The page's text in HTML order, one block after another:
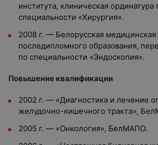
института, клиническая ординатура
специальности «Хирургия».
2008 г. — Белорусская
последипломного образования,
по специальности «Эндоскопия».
Повышение квалификации
2002 г. — «Диагностика и лечение
желудочно-кишечного тракта»,
2005 г. — «Онкология», БелМАПО.